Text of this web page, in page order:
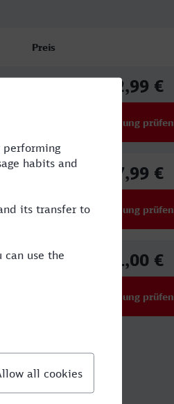
Preis
62,99 €
Verbindung prüfen
47,99 €
Verbindung prüfen
51,00 €
Verbindung prüfen